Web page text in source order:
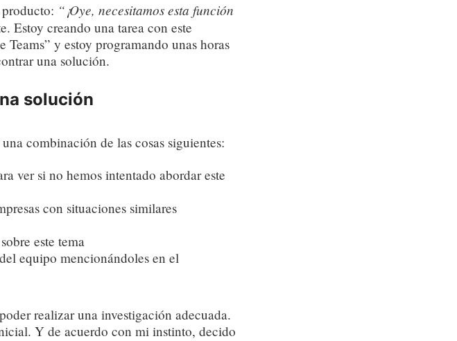
“¡Oye, necesitamos esta función
Estoy creando una tarea con este
y estoy programando unas horas
una solución.
solución
combinación de las cosas siguientes:
ver si no hemos intentado abordar este
con situaciones similares
este tema
equipo mencionándoles en el
realizar una investigación adecuada.
Y de acuerdo con mi instinto, decido